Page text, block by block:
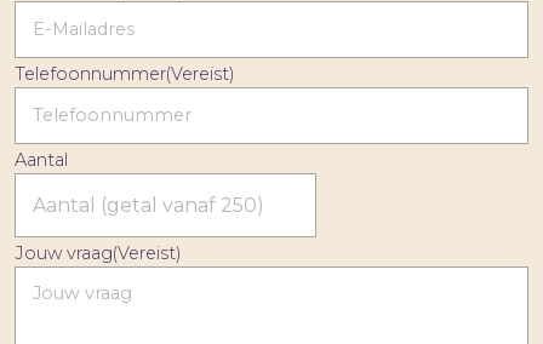
Telefoonnummer(Vereist)
Aantal
Jouw vraag(Vereist)